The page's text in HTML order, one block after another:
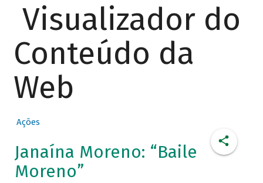
Visualizador do
Conteúdo da
Web
Ações
Janaína Moreno: “Baile
Moreno”